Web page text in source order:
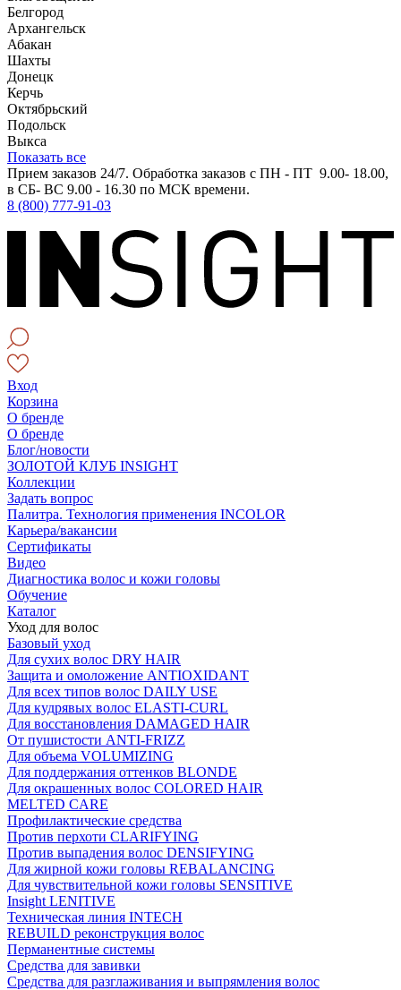
Белгород
Архангельск
Абакан
Шахты
Донецк
Керчь
Октябрьский
Подольск
Выкса
Показать все
Прием заказов 24/7. Обработка заказов с ПН - ПТ 9.00- 18.00,
в СБ- ВС 9.00 - 16.30 по МСК времени.
8 (800) 777-91-03
Вход
Корзина
О бренде
О бренде
Блог/новости
ЗОЛОТОЙ КЛУБ INSIGHT
Коллекции
Задать вопрос
Палитра. Технология применения INCOLOR
Карьера/вакансии
Сертификаты
Видео
Диагностика волос и кожи головы
Обучение
Каталог
Уход для волос
Базовый уход
Для сухих волос DRY HAIR
Защита и омоложение ANTIOXIDANT
Для всех типов волос DAILY USE
Для кудрявых волос ELASTI-CURL
Для восстановления DAMAGED HAIR
От пушистости ANTI-FRIZZ
Для объема VOLUMIZING
Для поддержания оттенков BLONDE
Для окрашенных волос COLORED HAIR
MELTED CARE
Профилактические средства
Против перхоти CLARIFYING
Против выпадения волос DENSIFYING
Для жирной кожи головы REBALANCING
Для чувствительной кожи головы SENSITIVE
Insight LENITIVE
Техническая линия INTECH
REBUILD реконструкция волос
Перманентные системы
Средства для завивки
Средства для разглаживания и выпрямления волос